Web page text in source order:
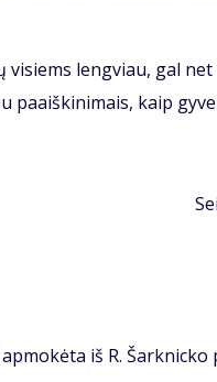
vi­siems leng­viau, gal
pa­aiš­ki­ni­mais, kaip
iš R.